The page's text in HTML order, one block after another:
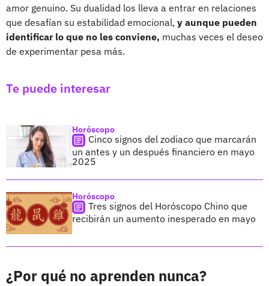
amor genuino. Su dualidad los lleva a entrar en relaciones
que desafían su estabilidad emocional, y aunque pueden
identificar lo que no les conviene, muchas veces el deseo
de experimentar pesa más.
Te puede interesar
Horóscopo
Cinco signos del zodiaco que marcarán
un antes y un después financiero en mayo
2025
Horóscopo
Tres signos del Horóscopo Chino que
recibirán un aumento inesperado en mayo
¿Por qué no aprenden nunca?